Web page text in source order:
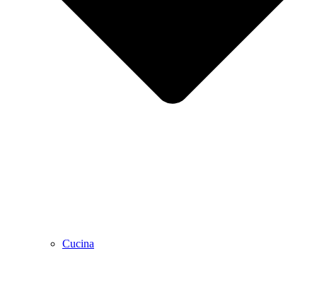
Cucina